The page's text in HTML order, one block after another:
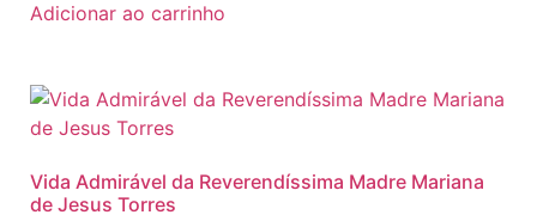
Adicionar ao carrinho
Vida Admirável da Reverendíssima Madre Mariana
de Jesus Torres